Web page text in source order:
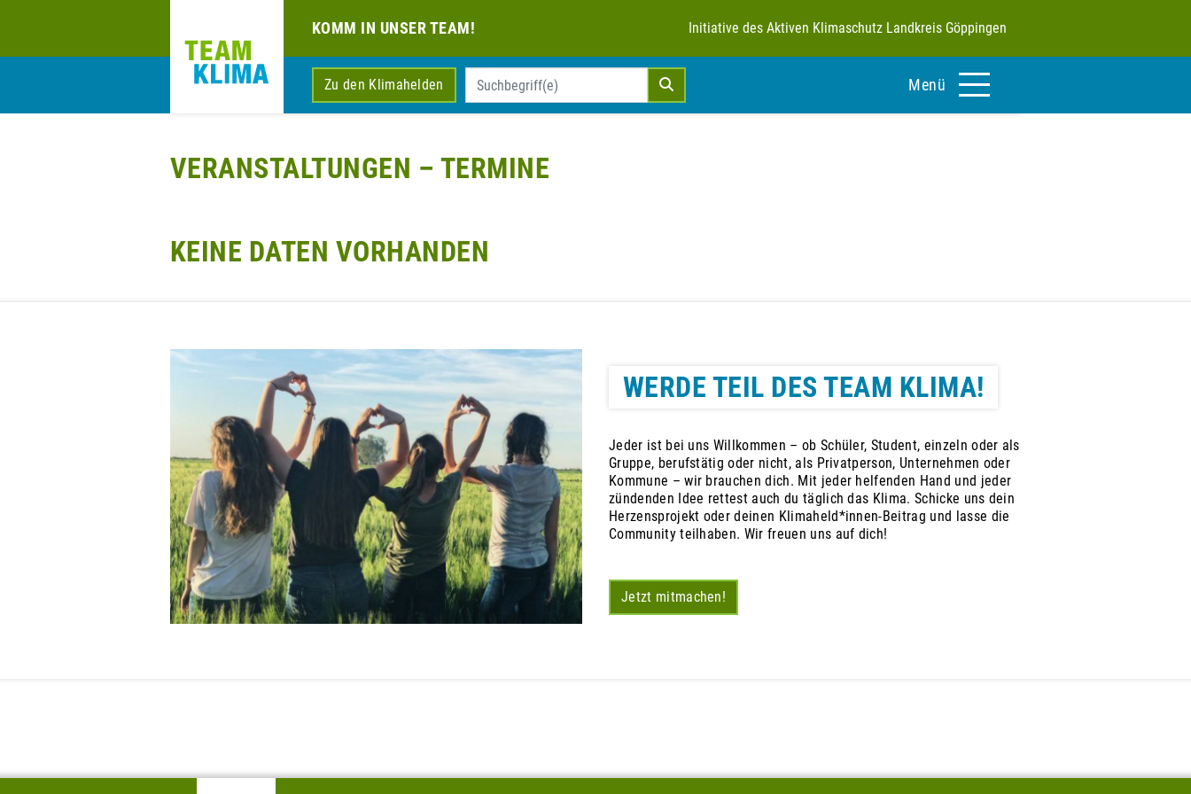
KOMM IN UNSER TEAM! Initiative des Aktiven Klimaschutz Landkreis Göppingen
Zu den Klimahelden Menü
VERANSTALTUNGEN – TERMINE
KEINE DATEN VORHANDEN
WERDE TEIL DES TEAM KLIMA!
Jeder ist bei uns Willkommen – ob Schüler, Student, einzeln oder als
Gruppe, berufstätig oder nicht, als Privatperson, Unternehmen oder
Kommune – wir brauchen dich. Mit jeder helfenden Hand und jeder
zündenden Idee rettest auch du täglich das Klima. Schicke uns dein
Herzensprojekt oder deinen Klimaheld*innen-Beitrag und lasse die
Community teilhaben. Wir freuen uns auf dich!
Jetzt mitmachen!